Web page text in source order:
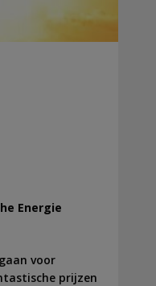
Energie
voor
prijzen